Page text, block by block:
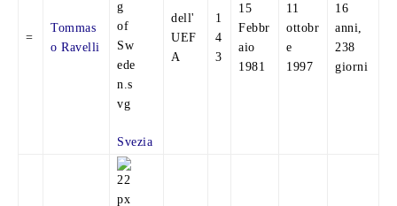
=
Tommas
o Ravelli
Svezia
dell'
UEF
A
1
4
3
15
Febbr
aio
1981
11
ottobr
e
1997
16
anni,
238
giorni